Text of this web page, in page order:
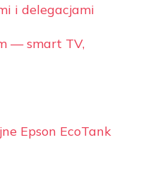
i delegacjami
— smart TV,
Epson EcoTank